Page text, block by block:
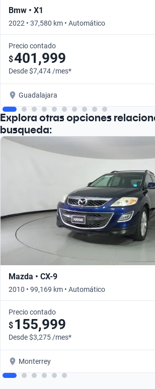
Bmw • X1
2022 • 37,580 km • Automático
Precio contado
$401,999
Desde $7,474 /mes*
Guadalajara
Explora otras opciones
busqueda:
Mazda • CX-9
2010 • 99,169 km • Automático
Precio contado
$ 155,999
Desde $3,275 /mes*
Monterrey